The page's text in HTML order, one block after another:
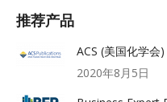
推荐产品
ACS (美国化学会)
2020年8月5日